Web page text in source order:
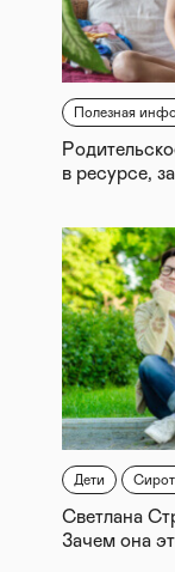
Полезная
в ресурсе,
Дети
Светлана
Зачем она